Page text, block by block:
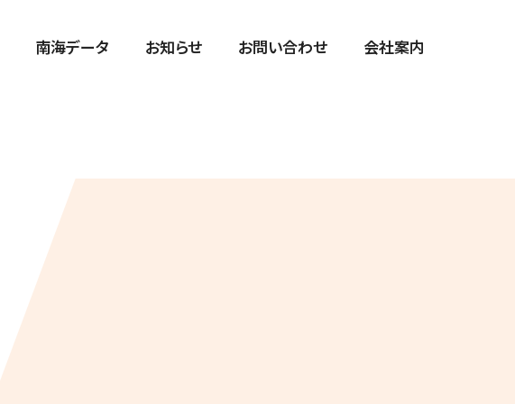
南海データ お知らせ お問い合わせ 会社案内